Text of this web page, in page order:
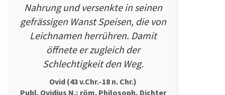
Nahrung und versenkte in seinen
gefrässigen Wanst Speisen, die von
Leichnamen herrühren. Damit
öffnete er zugleich der
Schlechtigkeit den Weg.
Ovid (43 v.Chr.-18 n. Chr.)
Publ. Ovidius N.; röm. Philosoph, Dichter